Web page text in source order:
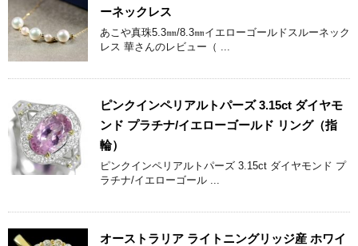
ーネックレス
あこや真珠5.3㎜/8.3㎜イエローゴールドスルーネック
レス 華さんのレビュー（ ...
ピンクインペリアルトパーズ 3.15ct ダイヤモ
ンド プラチナ/イエローゴールド リング（指
輪）
ピンクインペリアルトパーズ 3.15ct ダイヤモンド プ
ラチナ/イエローゴール ...
オーストラリア ライトニングリッジ産 ホワイ